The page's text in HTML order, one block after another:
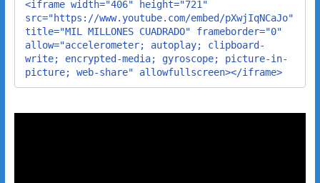
<iframe width="406" height="721"
src="https://www.youtube.com/embed/pXwjIqNCaJo"
title="MIL MILLONES CUADRADO" frameborder="0"
allow="accelerometer; autoplay; clipboard-
write; encrypted-media; gyroscope; picture-in-
picture; web-share" allowfullscreen></iframe>